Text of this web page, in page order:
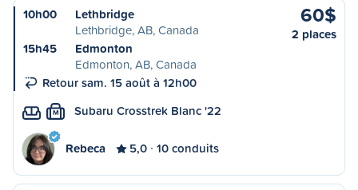
10h00
Lethbridge
Lethbridge, AB, Canada
15h45
Edmonton
Edmonton, AB, Canada
Retour sam. 15 août à 12h00
60$
2 places
M Subaru Crosstrek Blanc '22
Rebeca 5,0 10 conduits